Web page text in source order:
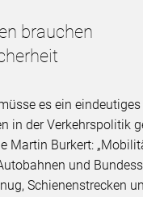
brauchen
es ein
in der Verkehrspolitik
Martin Burkert:
und
Schienenstrecken